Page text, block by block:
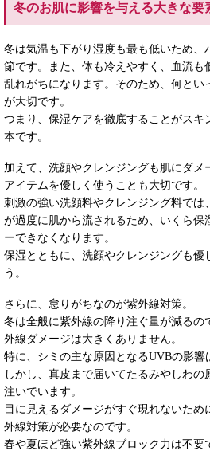
冬のお肌に影響を与える大きな要
冬は気温も下がり湿度も最も低いため、
節です。また、体も冷えやすく、血流も
乱れがちになります。そのため、何とい
が大切です。
つまり、保湿ケアを徹底することがスキ
本です。
加えて、洗顔やクレンジングも肌にダメ
アイテムを優しく使うことも大切です。
刺激の強い洗顔料やクレンジング料では
が過度に肌から流されるため、いくら保
ーできなくなります。
保湿とともに、洗顔やクレンジングも優
う。
さらに、怠りがちなのが紫外線対策。
冬は全般に紫外線の降り注ぐ量が減るの
外線ダメージは大きくありません。
特に、シミの主な原因となるUVBの影響
しかし、真皮まで届いてたるみやしわの
注いでいます。
目に見えるダメージがすぐ現れないた
外線対策が必要なのです。
春や夏ほど強い紫外線ブロック力は不要